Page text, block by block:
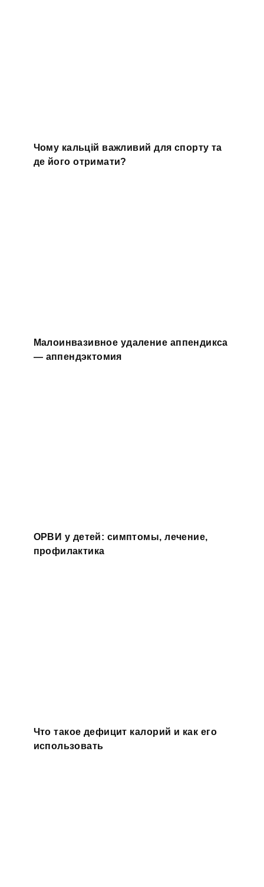
Чому кальцій важливий для спорту та
де його отримати?
Малоинвазивное удаление аппендикса
— аппендэктомия
ОРВИ у детей: симптомы, лечение,
профилактика
Что такое дефицит калорий и как его
использовать